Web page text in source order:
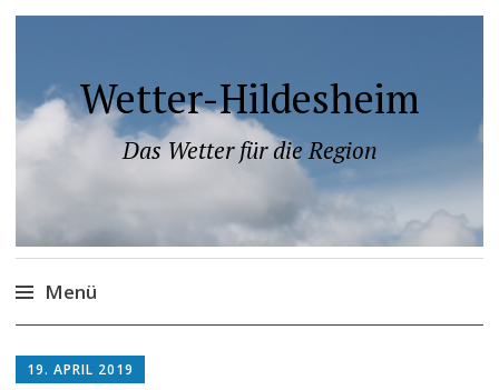
Wetter-Hildesheim
Das Wetter für die Region
Menü
Inhalt
19. APRIL 2019